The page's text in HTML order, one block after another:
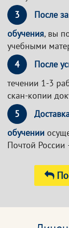
3
После
обучения, вы
учебными
4
После
течении 1-3
скан-копии
5
обучении
Почтой России